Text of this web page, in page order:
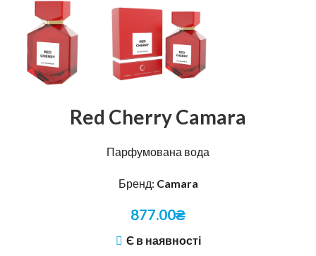
Red Cherry Camara
Парфумована вода
Бренд: Camara
877.00₴
Є в наявності